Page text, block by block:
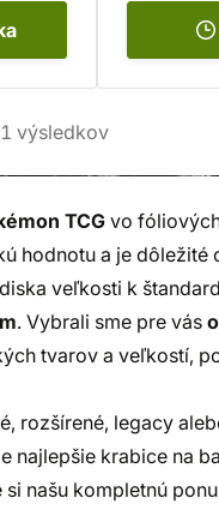
výsledkov
TCG vo
hodnotu a je
veľkosti k
. Vybrali sme pre vás
tvarov a veľkostí,
rozšírené, legacy
najlepšie krabice na
našu kompletnú